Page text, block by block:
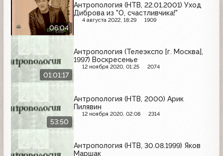
06:04
Антропология (НТВ, 22.01.2001) Уход
Диброва из "О, счастливчика!"
4 августа 2022, 18:29 1909
01:01:17
Антропология (Телеэкспо [г. Москва],
1997) Воскресенье
12 ноября 2020, 01:25 2074
53:50
Антропология (НТВ, 2000) Арик
Пилявин
12 ноября 2020, 02:08 2314
Антропология (НТВ, 30.08.1999) Яков
Маршак